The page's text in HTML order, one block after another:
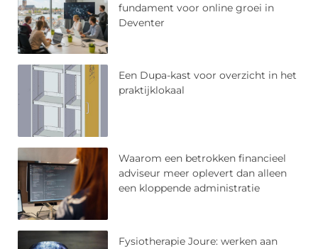
fundament voor online groei in
Deventer
Een Dupa-kast voor overzicht in het
praktijklokaal
Waarom een betrokken financieel
adviseur meer oplevert dan alleen
een kloppende administratie
Fysiotherapie Joure: werken aan